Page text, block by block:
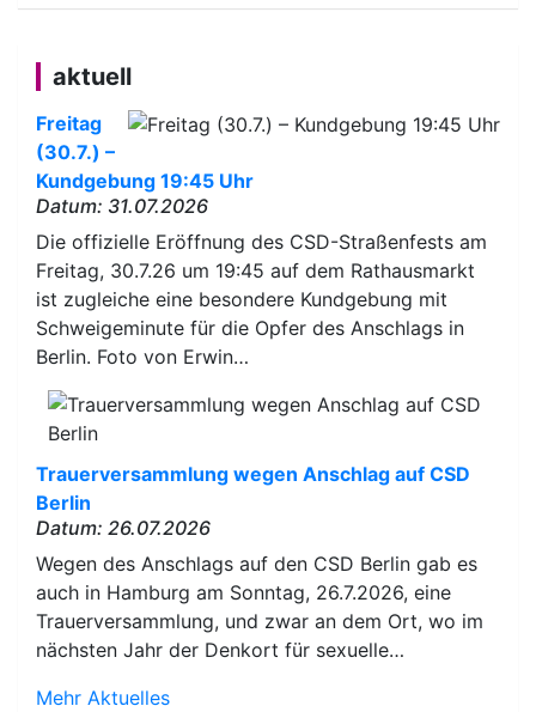
aktuell
Freitag
(30.7.) –
Kundgebung 19:45 Uhr
Datum: 31.07.2026
Die offizielle Eröffnung des CSD-Straßenfests am
Freitag, 30.7.26 um 19:45 auf dem Rathausmarkt
ist zugleiche eine besondere Kundgebung mit
Schweigeminute für die Opfer des Anschlags in
Berlin. Foto von Erwin…
Trauerversammlung wegen Anschlag auf CSD
Berlin
Datum: 26.07.2026
Wegen des Anschlags auf den CSD Berlin gab es
auch in Hamburg am Sonntag, 26.7.2026, eine
Trauerversammlung, und zwar an dem Ort, wo im
nächsten Jahr der Denkort für sexuelle…
Mehr Aktuelles